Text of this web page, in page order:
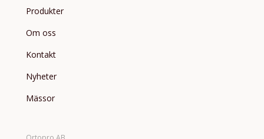
Produkter
Om oss
Kontakt
Nyheter
Mässor